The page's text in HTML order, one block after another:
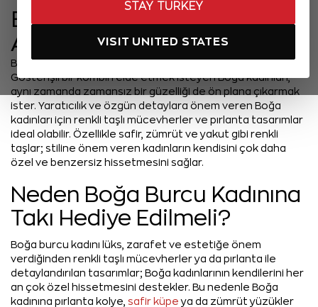
STAY TURKEY
VISIT UNITED STATES
Boğa Burcu Kadına
Alınabilecek Takı Hediyeleri
Boğa burcu kadını, lükse ve zarafete büyük bir önem verir.
Gösterişli bir kombin elde etmek isteyen Boğa kadınları,
aynı zamanda zamansız bir güzelliği de ön plana çıkarmak
ister. Yaratıcılık ve özgün detaylara önem veren Boğa
kadınları için renkli taşlı mücevherler ve pırlanta tasarımlar
ideal olabilir. Özellikle safir, zümrüt ve yakut gibi renkli
taşlar; stiline önem veren kadınların kendisini çok daha
özel ve benzersiz hissetmesini sağlar.
Neden Boğa Burcu Kadınına
Takı Hediye Edilmeli?
Boğa burcu kadını lüks, zarafet ve estetiğe önem
verdiğinden renkli taşlı mücevherler ya da pırlanta ile
detaylandırılan tasarımlar; Boğa kadınlarının kendilerini her
an çok özel hissetmesini destekler. Bu nedenle Boğa
kadınına pırlanta kolye, safir küpe ya da zümrüt yüzükler